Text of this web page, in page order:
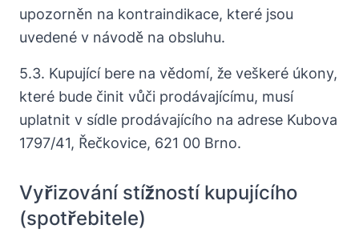
upozorněn na kontraindikace, které jsou
uvedené v návodě na obsluhu.
5.3. Kupující bere na vědomí, že veškeré úkony,
které bude činit vůči prodávajícímu, musí
uplatnit v sídle prodávajícího na adrese Kubova
1797/41, Řečkovice, 621 00 Brno.
Vyřizování stížností kupujícího
(spotřebitele)